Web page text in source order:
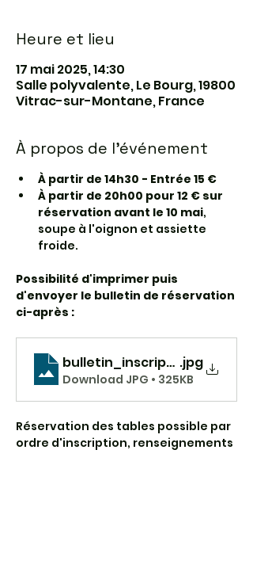
Heure et lieu
17 mai 2025, 14:30
Salle polyvalente, Le Bourg, 19800
Vitrac-sur-Montane, France
À propos de l'événement
À partir de 14h30 - Entrée 15 €
À partir de 20h00 pour 12 € sur
réservation avant le 10 mai,
soupe à l'oignon et assiette
froide.
Possibilité d'imprimer puis
d'envoyer le bulletin de réservation
ci-après :
.jpg
Download JPG • 325KB
Réservation des tables possible par
ordre d'inscription, renseignements